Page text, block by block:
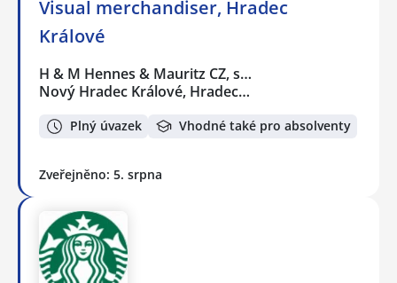
Visual merchandiser, Hradec
Králové
H & M Hennes & Mauritz CZ, s…
Nový Hradec Králové, Hradec…
Plný úvazek Vhodné také pro absolventy
Zveřejněno: 5. srpna